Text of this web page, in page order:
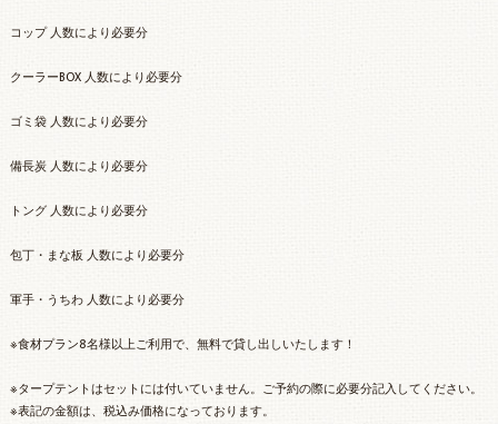
コップ 人数により必要分
クーラーBOX 人数により必要分
ゴミ袋 人数により必要分
備長炭 人数により必要分
トング 人数により必要分
包丁・まな板 人数により必要分
軍手・うちわ 人数により必要分
※食材プラン8名様以上ご利用で、無料で貸し出しいたします！
※タープテントはセットには付いていません。ご予約の際に必要分記入してください。
※表記の金額は、税込み価格になっております。